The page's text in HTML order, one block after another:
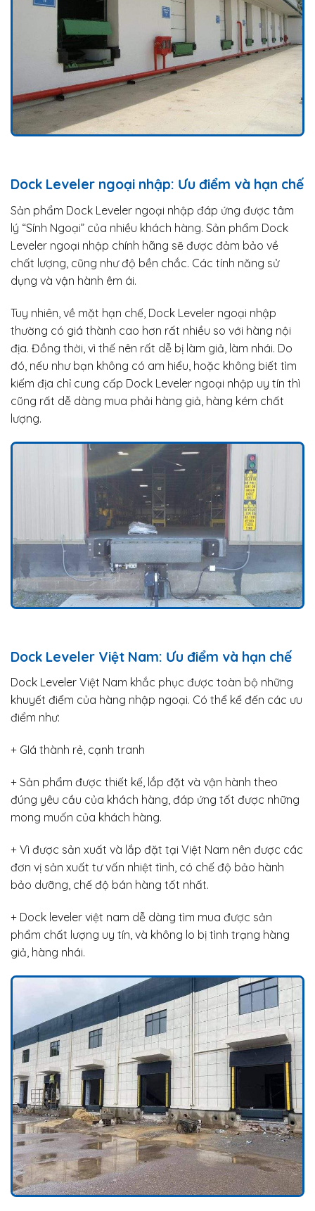
Dock Leveler ngoại nhập: Ưu điểm và hạn chế
Sản phẩm Dock Leveler ngoại nhập đáp ứng được tâm
lý “Sính Ngoại” của nhiều khách hàng. Sản phẩm Dock
Leveler ngoại nhập chính hãng sẽ được đảm bảo về
chất lượng, cũng như độ bền chắc. Các tính năng sử
dụng và vận hành êm ái.
Tuy nhiên, về mặt hạn chế, Dock Leveler ngoại nhập
thường có giá thành cao hơn rất nhiều so với hàng nội
địa. Đồng thời, vì thế nên rất dễ bị làm giả, làm nhái. Do
đó, nếu như bạn không có am hiểu, hoặc không biết tìm
kiếm địa chỉ cung cấp Dock Leveler ngoại nhập uy tín thì
cũng rất dễ dàng mua phải hàng giả, hàng kém chất
lượng.
Dock Leveler Việt Nam: Ưu điểm và hạn chế
Dock Leveler Việt Nam khắc phục được toàn bộ những
khuyết điểm của hàng nhập ngoại. Có thể kể đến các ưu
điểm như:
+ GIá thành rẻ, cạnh tranh
+ Sản phẩm được thiết kế, lắp đặt và vận hành theo
đúng yêu cầu của khách hàng, đáp ứng tốt được những
mong muốn của khách hàng.
+ Vì được sản xuất và lắp đặt tại Việt Nam nên được các
đơn vị sản xuất tư vấn nhiệt tình, có chế độ bảo hành
bảo dưỡng, chế độ bán hàng tốt nhất.
+ Dock leveler việt nam dễ dàng tìm mua được sản
phẩm chất lượng uy tín, và không lo bị tình trạng hàng
giả, hàng nhái.